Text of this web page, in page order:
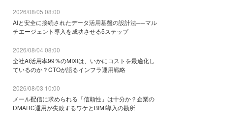
2026/08/05 08:00
AIと安全に接続されたデータ活用基盤の設計法──マル
チエージェント導入を成功させる5ステップ
2026/08/04 08:00
全社AI活用率99％のMIXIは、いかにコストを最適化し
ているのか？CTOが語るインフラ運用戦略
2026/08/03 10:00
メール配信に求められる「信頼性」は十分か？企業の
DMARC運用が失敗するワケとBIMI導入の勘所